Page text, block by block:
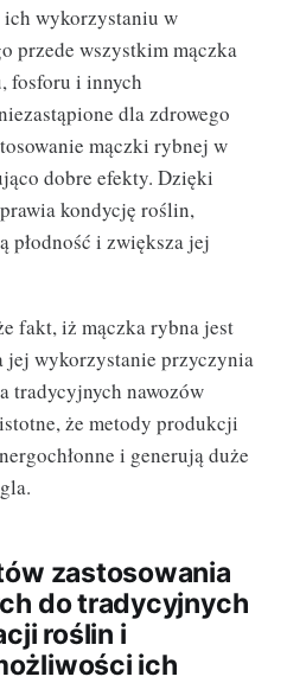
wykorzystaniu w
przede wszystkim mączka
fosforu i innych
dla zdrowego
mączki rybnej w
dobre efekty. Dzięki
kondycję roślin,
płodność i zwiększa jej
fakt, iż mączka rybna jest
jej wykorzystanie przyczynia
tradycyjnych nawozów
że metody produkcji
i generują duże
zastosowania
do tradycyjnych
roślin i
ich